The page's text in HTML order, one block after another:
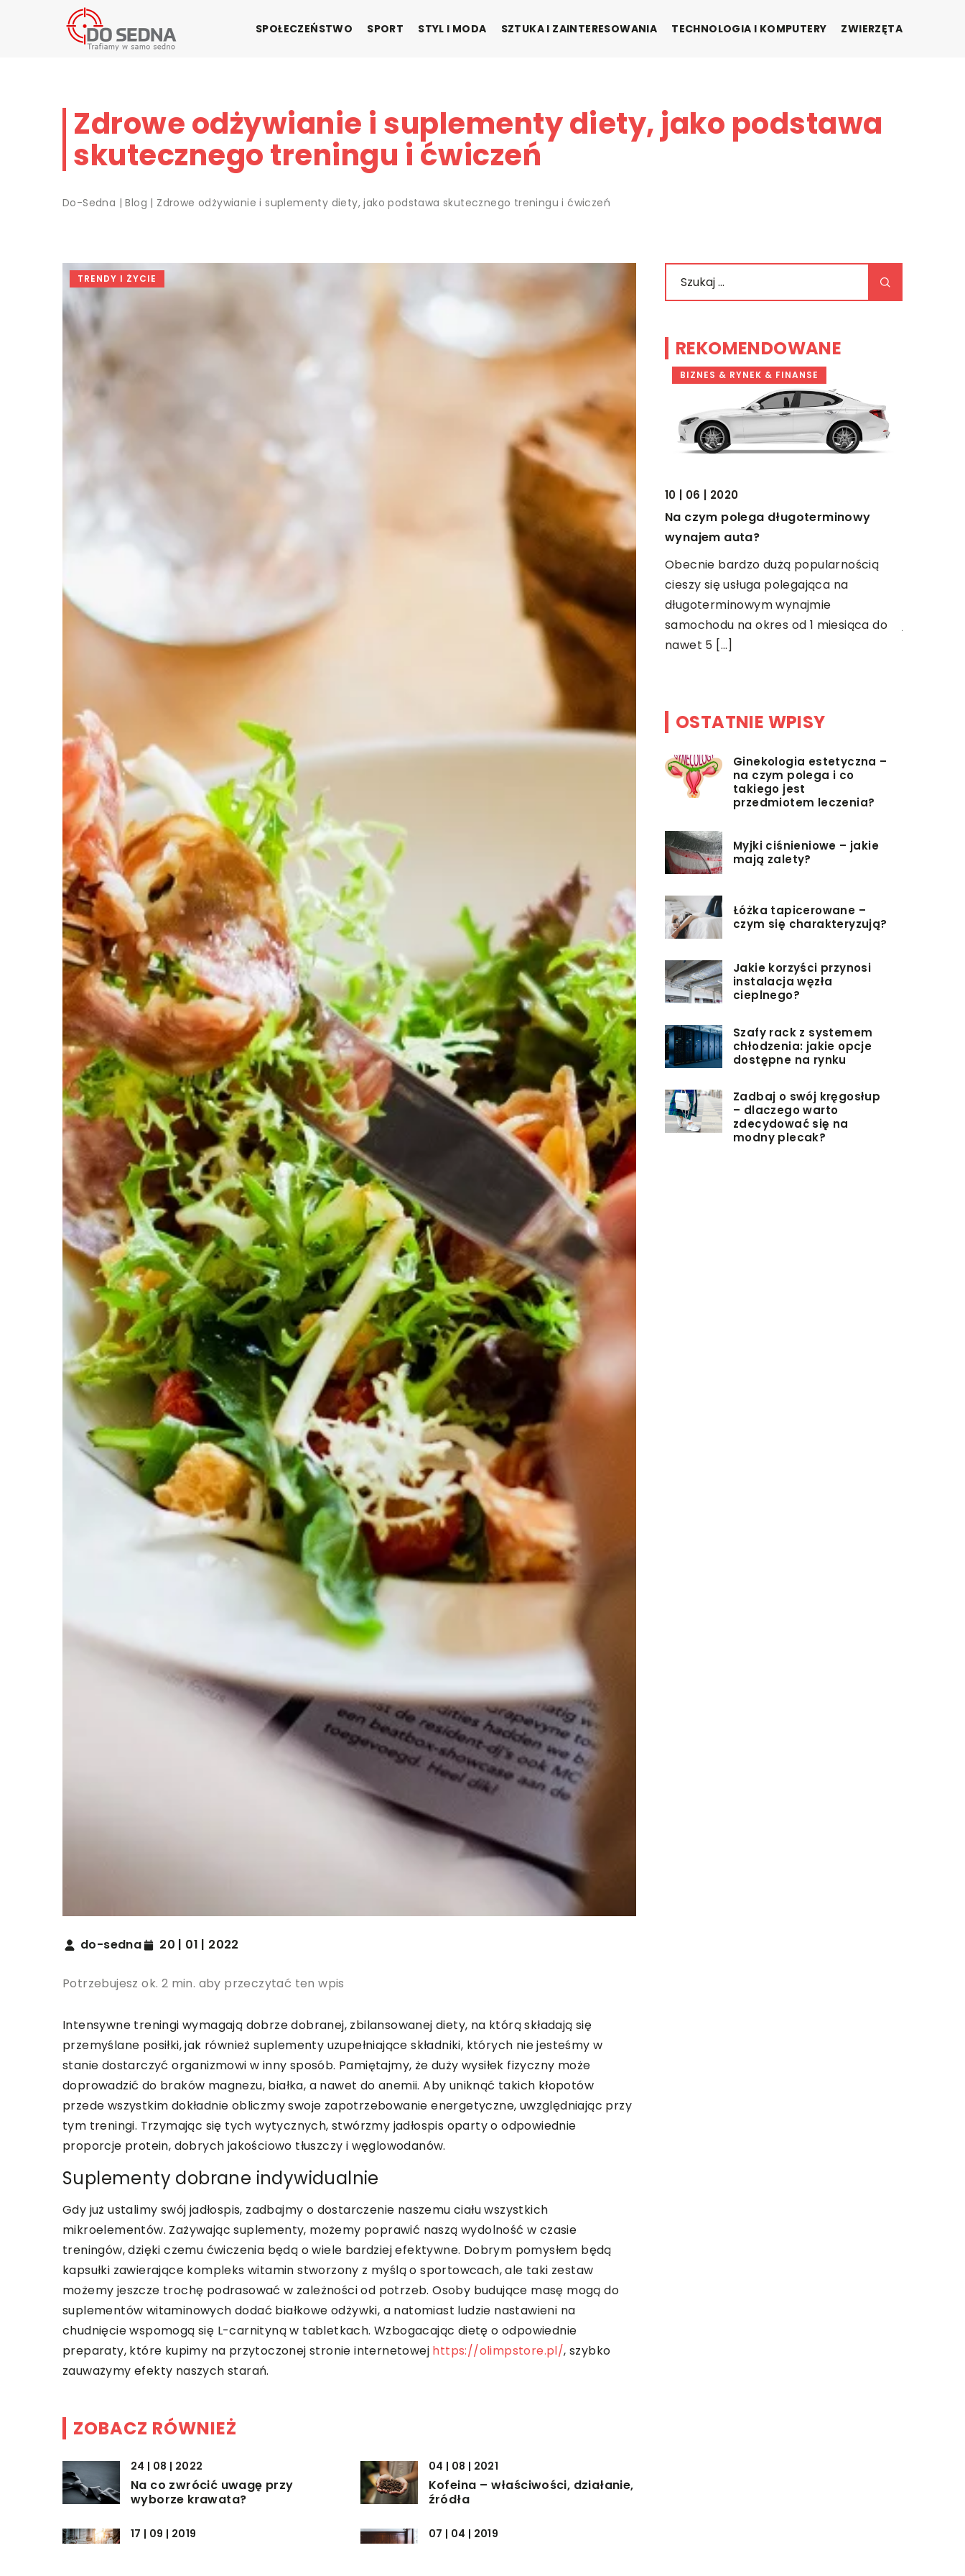
SPOŁECZEŃSTWO SPORT STYL I MODA SZTUKA I ZAINTERESOWANIA TECHNOLOGIA I KOMPUTERY ZWIERZĘTA
Zdrowe odżywianie i suplementy diety, jako podstawa
skutecznego treningu i ćwiczeń
Do-Sedna |Blog | Zdrowe odżywianie i suplementy diety, jako podstawa skutecznego treningu i ćwiczeń
TRENDY I ŻYCIE
do-sedna 20 | 01 | 2022
Potrzebujesz ok. 2 min. aby przeczytać ten wpis
Intensywne treningi wymagają dobrze dobranej, zbilansowanej diety, na którą składają się
przemyślane posiłki, jak również suplementy uzupełniające składniki, których nie jesteśmy w
stanie dostarczyć organizmowi w inny sposób. Pamiętajmy, że duży wysiłek fizyczny może
doprowadzić do braków magnezu, białka, a nawet do anemii. Aby uniknąć takich kłopotów
przede wszystkim dokładnie obliczmy swoje zapotrzebowanie energetyczne, uwzględniając przy
tym treningi. Trzymając się tych wytycznych, stwórzmy jadłospis oparty o odpowiednie
proporcje protein, dobrych jakościowo tłuszczy i węglowodanów.
Suplementy dobrane indywidualnie
Gdy już ustalimy swój jadłospis, zadbajmy o dostarczenie naszemu ciału wszystkich
mikroelementów. Zażywając suplementy, możemy poprawić naszą wydolność w czasie
treningów, dzięki czemu ćwiczenia będą o wiele bardziej efektywne. Dobrym pomysłem będą
kapsułki zawierające kompleks witamin stworzony z myślą o sportowcach, ale taki zestaw
możemy jeszcze trochę podrasować w zależności od potrzeb. Osoby budujące masę mogą do
suplementów witaminowych dodać białkowe odżywki, a natomiast ludzie nastawieni na
chudnięcie wspomogą się L-carnityną w tabletkach. Wzbogacając dietę o odpowiednie
preparaty, które kupimy na przytoczonej stronie internetowej https://olimpstore.pl/, szybko
zauważymy efekty naszych starań.
ZOBACZ RÓWNIEŻ
24 | 08 | 2022
Na co zwrócić uwagę przy
wyborze krawata?
04 | 08 | 2021
Kofeina – właściwości, działanie,
źródła
17 | 09 | 2019 07 | 04 | 2019
REKOMENDOWANE
Wielu właścicieli psów zastanawia się,
jaką karmę wybrać dla swojego pupila,
aby zapewnić mu wszystkie niezbędne
do prawidłowego rozwoju składniki […]
Systemy wentylacji mechanicznej
System wentylacji mechanicznej
Sprawna wentylacja w domu to większy
komfort codziennego życia.
Niewłaściwa cyrkulacja powietrza może
powodować migreny czy inne […]
BIZNES & RYNEK & FINANSE
10 | 06 | 2020
Na czym polega długoterminowy
wynajem auta?
Obecnie bardzo dużą popularnością
cieszy się usługa polegająca na
długoterminowym wynajmie
samochodu na okres od 1 miesiąca do
nawet 5 […]
OSTATNIE WPISY
Ginekologia estetyczna –
na czym polega i co
takiego jest
przedmiotem leczenia?
Myjki ciśnieniowe – jakie
mają zalety?
Łóżka tapicerowane –
czym się charakteryzują?
Jakie korzyści przynosi
instalacja węzła
cieplnego?
Szafy rack z systemem
chłodzenia: jakie opcje
dostępne na rynku
Zadbaj o swój kręgosłup
– dlaczego warto
zdecydować się na
modny plecak?